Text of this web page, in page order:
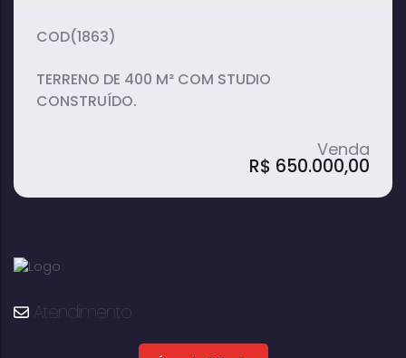
R$ 650.000,00
(1863)
TERRENO DE 400 M² COM STUDIO
CONSTRUÍDO.
Atendimento